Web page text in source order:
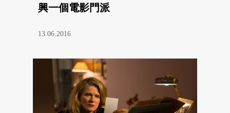
興一個電影門派
13.06.2016